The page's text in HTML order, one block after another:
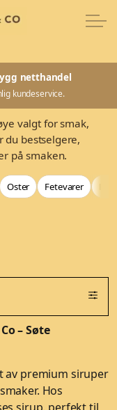
netthandel
kundeservice.
valgt for smak,
du bestselgere,
på smaken.
Oster Fetevarer
– Søte
av premium siruper
Hos
sirup, perfekt til